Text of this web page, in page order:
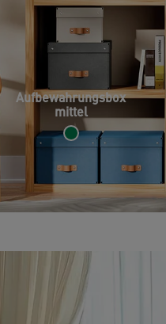
Aufbewahrungsbox
mittel